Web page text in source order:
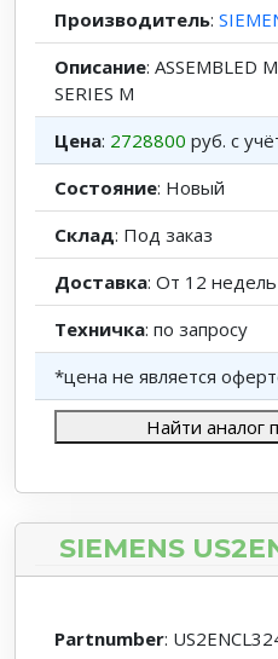
Производитель:
Описание: ASSEMBLED
SERIES M
Цена: 2728800 руб. с
Состояние: Новый
Склад: Под заказ
Доставка: От 12 недель
Техничка: по запросу
*цена не является
Найти аналог
SIEMENS
Partnumber: